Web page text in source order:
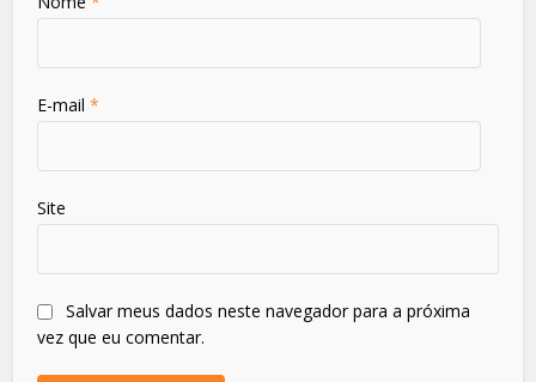
E-mail*
Site
Salvar meus dados neste navegador para a próxima
vez que eu comentar.